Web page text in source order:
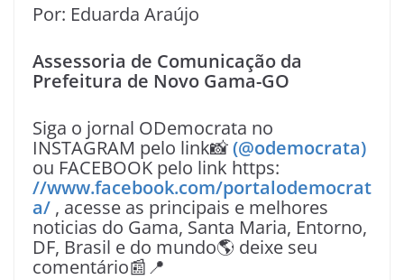
Por: Eduarda Araújo
Assessoria de Comunicação da
Prefeitura de Novo Gama-GO
Siga o jornal ODemocrata no
INSTAGRAM pelo link📸(@odemocrata)
ou FACEBOOK pelo link https:
//www.facebook.com/portalodemocrat
a/ , acesse as principais e melhores
noticias do Gama, Santa Maria, Entorno,
DF, Brasil e do mundo🌎 deixe seu
comentário📰📍